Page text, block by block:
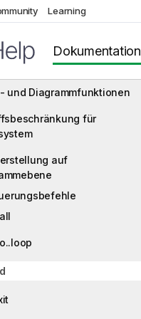
Learning
Dokumentation
im Skript
und Diagrammfunktionen
für
auf